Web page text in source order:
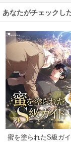
あなたがチェックし
蜜を塗られたS級ガイ